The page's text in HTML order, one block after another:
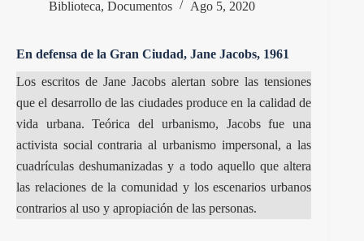
Biblioteca, Documentos Ago 5, 2020
En defensa de la Gran Ciudad, Jane Jacobs, 1961
Los escritos de Jane Jacobs alertan sobre las tensiones
que el desarrollo de las ciudades produce en la calidad de
vida urbana. Teórica del urbanismo, Jacobs fue una
activista social contraria al urbanismo impersonal, a las
cuadrículas deshumanizadas y a todo aquello que altera
las relaciones de la comunidad y los escenarios urbanos
contrarios al uso y apropiación de las personas.